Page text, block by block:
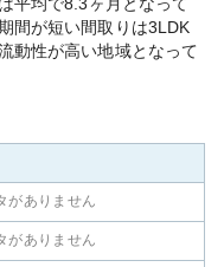
間が短い間取りは3LDK
動性が高い地域となって
がありません
がありません